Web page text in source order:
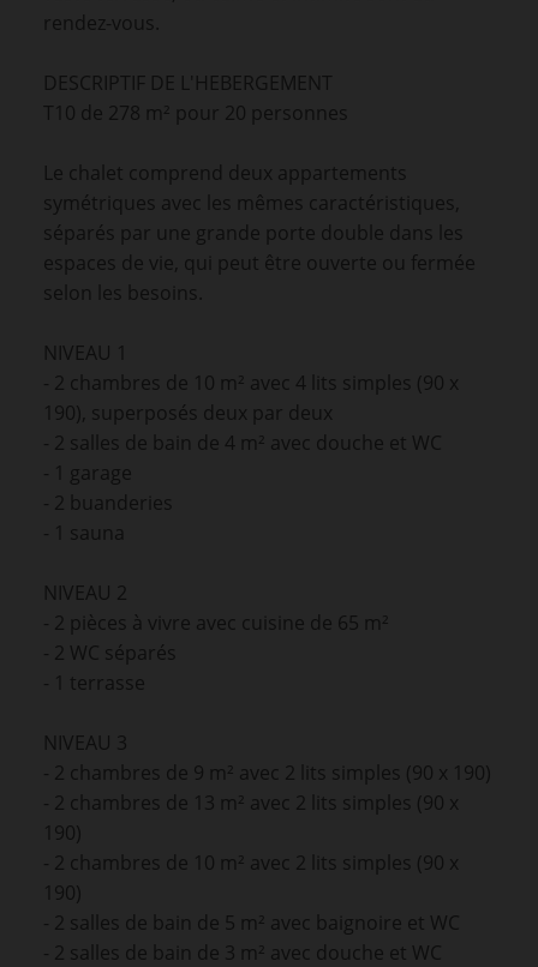
rendez-vous.
DESCRIPTIF DE L'HEBERGEMENT
T10 de 278 m² pour 20 personnes
Le chalet comprend deux appartements
symétriques avec les mêmes caractéristiques,
séparés par une grande porte double dans les
espaces de vie, qui peut être ouverte ou fermée
selon les besoins.
NIVEAU 1
- 2 chambres de 10 m² avec 4 lits simples (90 x
190), superposés deux par deux
- 2 salles de bain de 4 m² avec douche et WC
- 1 garage
- 2 buanderies
- 1 sauna
NIVEAU 2
- 2 pièces à vivre avec cuisine de 65 m²
- 2 WC séparés
- 1 terrasse
NIVEAU 3
- 2 chambres de 9 m² avec 2 lits simples (90 x 190)
- 2 chambres de 13 m² avec 2 lits simples (90 x
190)
- 2 chambres de 10 m² avec 2 lits simples (90 x
190)
- 2 salles de bain de 5 m² avec baignoire et WC
- 2 salles de bain de 3 m² avec douche et WC